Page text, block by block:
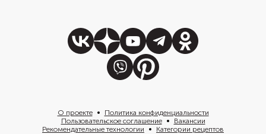
О проекте
Политика конфиденциальности
Пользовательское соглашение
Вакансии
Рекомендательные технологии
Категории рецептов